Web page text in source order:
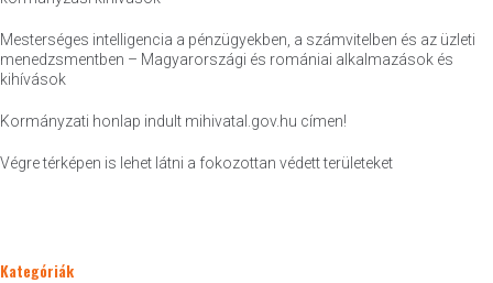
Mesterséges intelligencia a pénzügyekben, a számvitelben és az üzleti
menedzsmentben – Magyarországi és romániai alkalmazások és
kihívások
Kormányzati honlap indult mihivatal.gov.hu címen!
Végre térképen is lehet látni a fokozottan védett területeket
Kategóriák